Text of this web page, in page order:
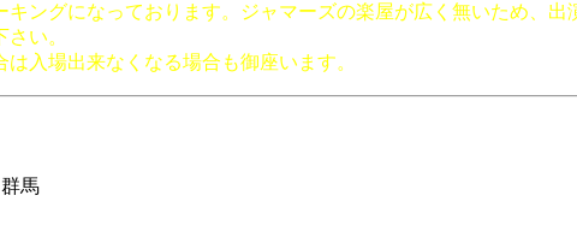
ングになっております。ジャマーズの楽屋が広く無いため、
い。
入場出来なくなる場合も御座います。